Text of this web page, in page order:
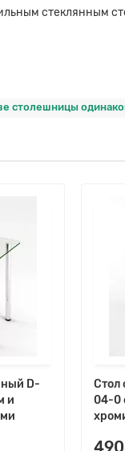
стеклянным
столешницы
D-
и
Стол
04-0